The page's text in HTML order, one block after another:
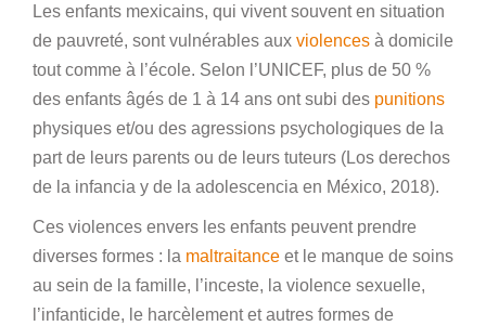
Les enfants mexicains, qui vivent souvent en situation
de pauvreté, sont vulnérables aux violences à domicile
tout comme à l’école. Selon l’UNICEF, plus de 50 %
des enfants âgés de 1 à 14 ans ont subi des punitions
physiques et/ou des agressions psychologiques de la
part de leurs parents ou de leurs tuteurs (Los derechos
de la infancia y de la adolescencia en México, 2018).
Ces violences envers les enfants peuvent prendre
diverses formes : la maltraitance et le manque de soins
au sein de la famille, l’inceste, la violence sexuelle,
l’infanticide, le harcèlement et autres formes de